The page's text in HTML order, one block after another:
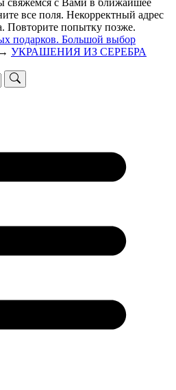
все поля. Некорректный адрес
Повторите попытку позже.
подарков. Большой выбор
→ УКРАШЕНИЯ ИЗ СЕРЕБРА